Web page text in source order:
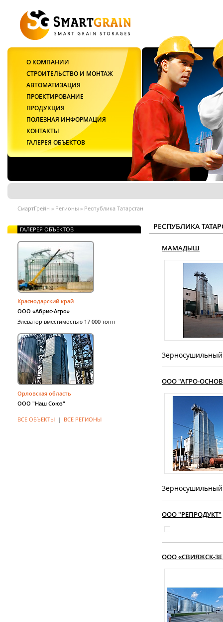
РЕСПУБЛИКА
МАМАДЫШ
Зерносушильный
ООО "АГРО-
Зерносушильный
ООО "РЕПРОДУКТ"
ООО «СВИЯЖСК-
ГАЛЕРЕЯ ОБЪЕКТОВ
Краснодарский край
ООО «Абрис-Агро»
Элеватор вместимостью 17 000 тонн
Орловская область
ООО "Наш Союз"
ВСЕ ОБЪЕКТЫ | ВСЕ РЕГИОНЫ
СмартГрейн » Регионы » Республика Татарстан
О КОМПАНИИ
СТРОИТЕЛЬСТВО И МОНТАЖ
АВТОМАТИЗАЦИЯ
ПРОЕКТИРОВАНИЕ
ПРОДУКЦИЯ
ПОЛЕЗНАЯ ИНФОРМАЦИЯ
КОНТАКТЫ
ГАЛЕРЕЯ ОБЪЕКТОВ